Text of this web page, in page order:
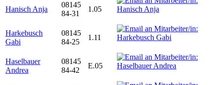
Hanisch Anja
08145
84-31
1.05
Harkebusch
Gabi
08145
84-25
1.11
Haselbauer
Andrea
08145
84-42
E.05